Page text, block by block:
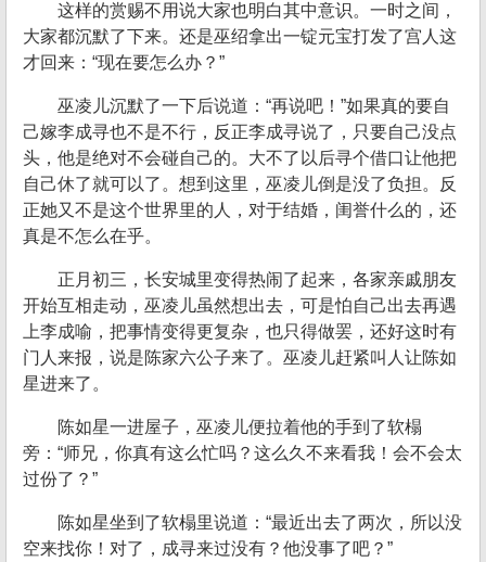
这样的赏赐不用说大家也明白其中意识。一时之间，
大家都沉默了下来。还是巫绍拿出一锭元宝打发了宫人这
才回来：“现在要怎么办？”
巫凌儿沉默了一下后说道：“再说吧！”如果真的要自
己嫁李成寻也不是不行，反正李成寻说了，只要自己没点
头，他是绝对不会碰自己的。大不了以后寻个借口让他把
自己休了就可以了。想到这里，巫凌儿倒是没了负担。反
正她又不是这个世界里的人，对于结婚，闺誉什么的，还
真是不怎么在乎。
正月初三，长安城里变得热闹了起来，各家亲戚朋友
开始互相走动，巫凌儿虽然想出去，可是怕自己出去再遇
上李成喻，把事情变得更复杂，也只得做罢，还好这时有
门人来报，说是陈家六公子来了。巫凌儿赶紧叫人让陈如
星进来了。
陈如星一进屋子，巫凌儿便拉着他的手到了软榻
旁：“师兄，你真有这么忙吗？这么久不来看我！会不会太
过份了？”
陈如星坐到了软榻里说道：“最近出去了两次，所以没
空来找你！对了，成寻来过没有？他没事了吧？”